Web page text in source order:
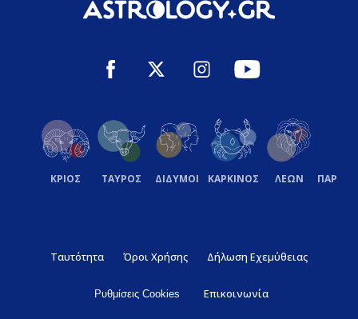
ΚΡΙΟΣ ΤΑΥΡΟΣ ΔΙΔΥΜΟΙ ΚΑΡΚΙΝΟΣ ΛΕΩΝ
Ταυτότητα Όροι Χρήσης Δήλωση Εχεμύθειας
Ρυθμίσεις Cookies Επικοινωνία